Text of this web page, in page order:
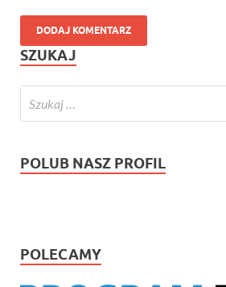
SZUKAJ
POLUB NASZ PROFIL
POLECAMY